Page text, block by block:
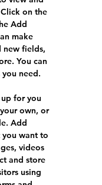
on the
Add
make
new fields,
You can
need.
for you
own, or
Add
want to
videos
and store
using